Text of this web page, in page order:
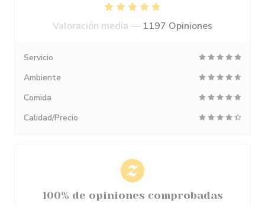
Valoración media — 1197 Opiniones
Servicio
Ambiente
Comida
Calidad/Precio
100% de opiniones comprobadas